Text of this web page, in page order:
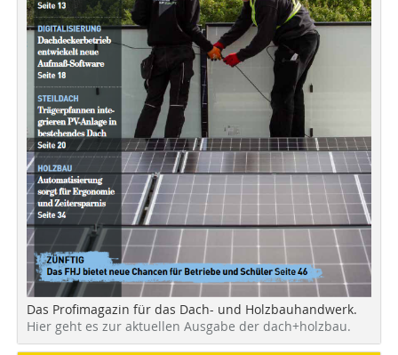
Das Profimagazin für das Dach- und Holzbauhandwerk.
Hier geht es zur aktuellen Ausgabe der dach+holzbau.